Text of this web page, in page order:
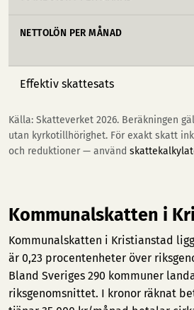
NETTOLÖN PER MÅNAD
Effektiv skattesats
Källa: Skatteverket 2026. Beräkningen
utan kyrkotillhörighet. För exakt skatt
och reduktioner — använd
Kommunalskatten i
Kommunalskatten i Kristianstad
är 0,23 procentenheter över
Bland Sveriges 290 kommuner
riksgenomsnittet. I kronor räknat